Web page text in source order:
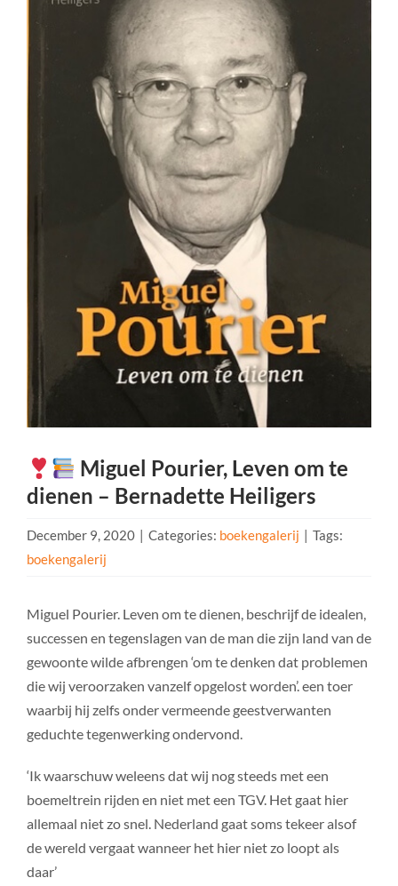
Miguel Pourier, Leven om te
dienen – Bernadette Heiligers
December 9, 2020 Categories: boekengalerij
Tags:
boekengalerij
Miguel Pourier. Leven om te dienen, beschrijf de idealen,
successen en tegenslagen van de man die zijn land van de
gewoonte wilde afbrengen ‘om te denken dat problemen
die wij veroorzaken vanzelf opgelost worden’. een toer
waarbij hij zelfs onder vermeende geestverwanten
geduchte tegenwerking ondervond.
‘Ik waarschuw weleens dat wij nog steeds met een
boemeltrein rijden en niet met een TGV. Het gaat hier
allemaal niet zo snel. Nederland gaat soms tekeer alsof
de wereld vergaat wanneer het hier niet zo loopt als
daar’